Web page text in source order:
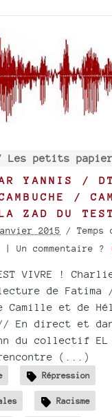
Les petits
YANNIS /
/
ZAD DU
2015 / Temps
Un commentaire ?
VIVRE !
de
Camille et de
En direct et
du collectif EL
(...)
Répression
Racisme